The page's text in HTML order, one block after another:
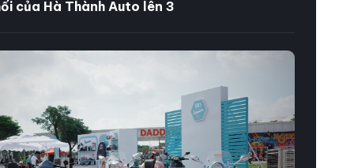
của Hà Thành Auto lên 3